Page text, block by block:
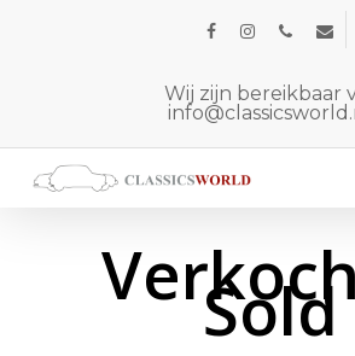
facebookinstagramphoneemail
Wij zijn bereikbaar
Sold